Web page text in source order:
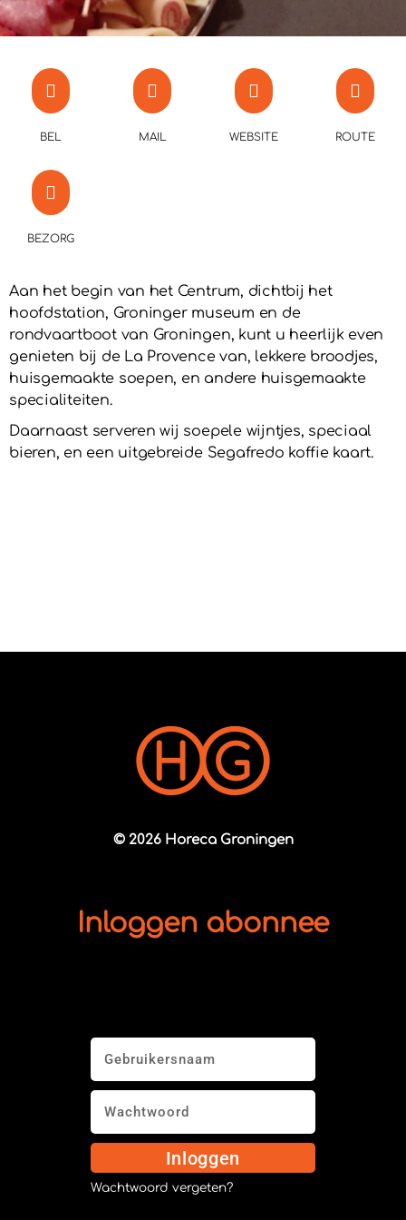
BEL MAIL WEBSITE ROUTE
BEZORG
Aan het begin van het Centrum, dichtbij het
hoofdstation, Groninger museum en de
rondvaartboot van Groningen, kunt u heerlijk even
genieten bij de La Provence van, lekkere broodjes,
huisgemaakte soepen, en andere huisgemaakte
specialiteiten.
Daarnaast serveren wij soepele wijntjes, speciaal
bieren, en een uitgebreide Segafredo koffie kaart.
© 2026 Horeca Groningen
Inloggen abonnee
Inloggen
Wachtwoord vergeten?